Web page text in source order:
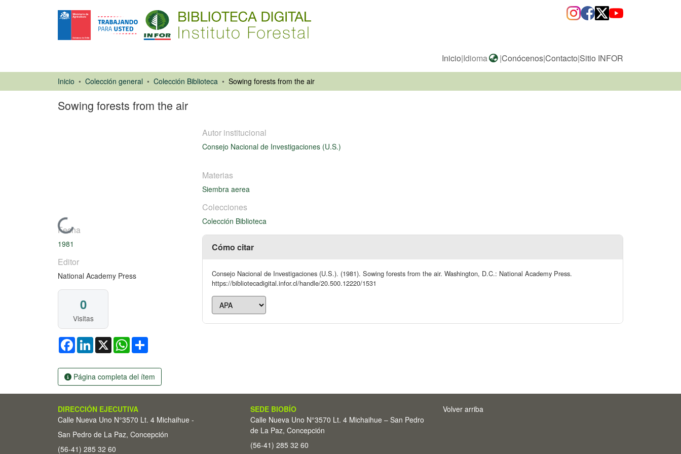
Inicio|Idioma |Conócenos|Contacto|Sitio INFOR
Inicio Colección general Colección Biblioteca Sowing forests from the air
Sowing forests from the air
Cargando...
Fecha
1981
Editor
National Academy Press
0
Visitas
FacebookLinkedIn
X WhatsApp
Página completa del ítem
Autor institucional
Consejo Nacional de Investigaciones (U.S.)
Materias
Siembra aerea
Colecciones
Colección Biblioteca
Cómo citar
Consejo Nacional de Investigaciones (U.S.). (1981). Sowing forests from the air. Washington, D.C.: National Academy Press.
https://bibliotecadigital.infor.cl/handle/20.500.12220/1531
DIRECCIÓN EJECUTIVA
Calle Nueva Uno N°3570 Lt. 4 Michaihue -
San Pedro de La Paz, Concepción
(56-41) 285 32 60
SEDE BIOBÍO
Calle Nueva Uno N°3570 Lt. 4 Michaihue – San Pedro
de La Paz, Concepción
(56-41) 285 32 60
Volver arriba